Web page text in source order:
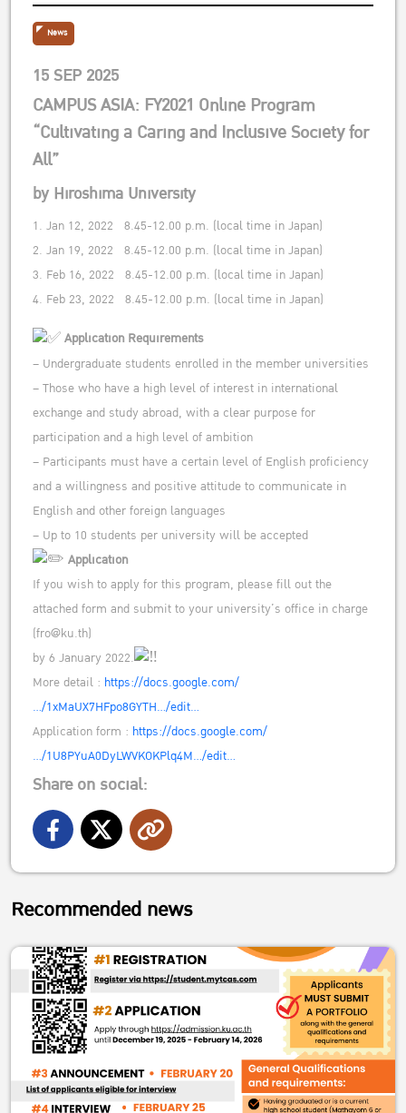
News
15 SEP 2025
CAMPUS ASIA: FY2021 Online Program
“Cultivating a Caring and Inclusive Society for
All”
by Hiroshima University
1. Jan 12, 2022 8.45-12.00 p.m. (local time in Japan)
2. Jan 19, 2022 8.45-12.00 p.m. (local time in Japan)
3. Feb 16, 2022 8.45-12.00 p.m. (local time in Japan)
4. Feb 23, 2022 8.45-12.00 p.m. (local time in Japan)
Application Requirements
– Undergraduate students enrolled in the member universities
– Those who have a high level of interest in international
exchange and study abroad, with a clear purpose for
participation and a high level of ambition
– Participants must have a certain level of English proficiency
and a willingness and positive attitude to communicate in
English and other foreign languages
– Up to 10 students per university will be accepted
Application
If you wish to apply for this program, please fill out the
attached form and submit to your university’s office in charge
(fro@ku.th)
by 6 January 2022.
More detail : https://docs.google.com/
…/1xMaUX7HFpo8GYTH…/edit…
Application form : https://docs.google.com/
…/1U8PYuA0DyLWVKOKPlq4M…/edit…
Share on social:
Recommended news